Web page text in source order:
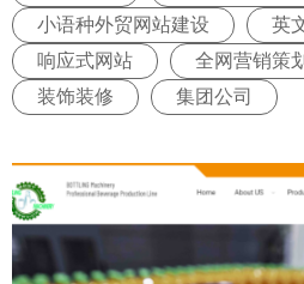
小语种外贸网站建设
英
响应式网站
全网营销策划
装饰装修
集团公司